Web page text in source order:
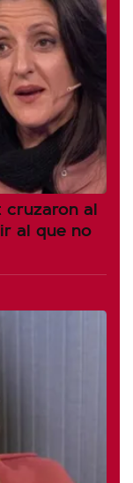
cruzaron al
al que no